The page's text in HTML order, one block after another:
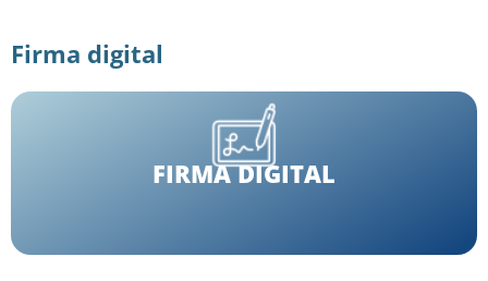
Firma digital
FIRMA DIGITAL